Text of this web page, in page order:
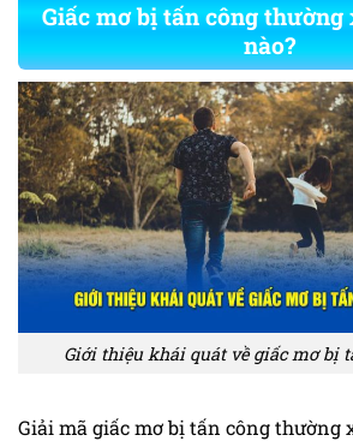
Giấc mơ bị tấn công
nào?
Giới thiệu khái quát về giấc mơ bị
Giải mã giấc mơ bị tấn công thường